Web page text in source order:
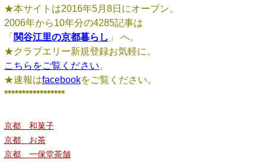
★本サイトは2016年5月8日にオープン。
2006年から10年分の4285記事は
「 関谷江里の京都暮らし 」 へ。
★クラブエリー新規登録お気軽に。
こちらをご覧ください。
★速報はfacebookをご覧ください。
*****************
京都 和菓子
京都 お茶
京都 一保堂茶舗